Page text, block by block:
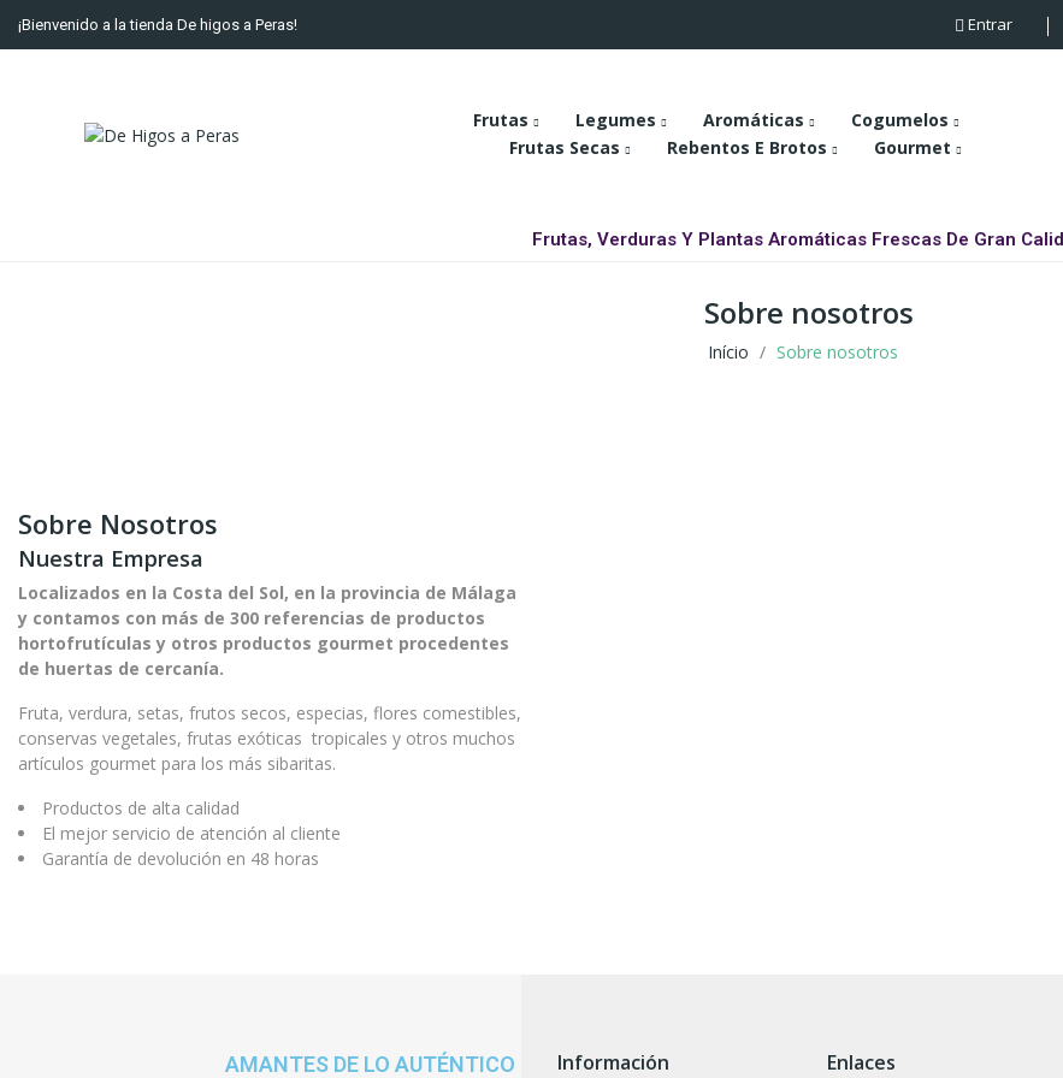
¡Bienvenido a la tienda De higos a Peras! Entrar
Frutas Legumes Aromáticas
Cogumelos
Frutas Secas
Rebentos E Brotos Gourmet
Frutas, Verduras Y Plantas Aromáticas Frescas De Gran
Sobre nosotros
Início Sobre nosotros
Sobre Nosotros
Nuestra Empresa
Localizados en la Costa del Sol, en la provincia de Málaga
y contamos con más de 300 referencias de productos
hortofrutículas y otros productos gourmet procedentes
de huertas de cercanía.
Fruta, verdura, setas, frutos secos, especias, flores comestibles,
conservas vegetales, frutas exóticas tropicales y otros muchos
artículos gourmet para los más sibaritas.
Productos de alta calidad
El mejor servicio de atención al cliente
Garantía de devolución en 48 horas
AMANTES DE LO AUTÉNTICO Información Enlaces